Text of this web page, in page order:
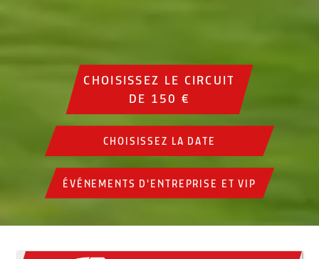
CHOISISSEZ LE CIRCUIT
DE 150 €
CHOISISSEZ LA DATE
ÉVÉNEMENTS D'ENTREPRISE ET VIP